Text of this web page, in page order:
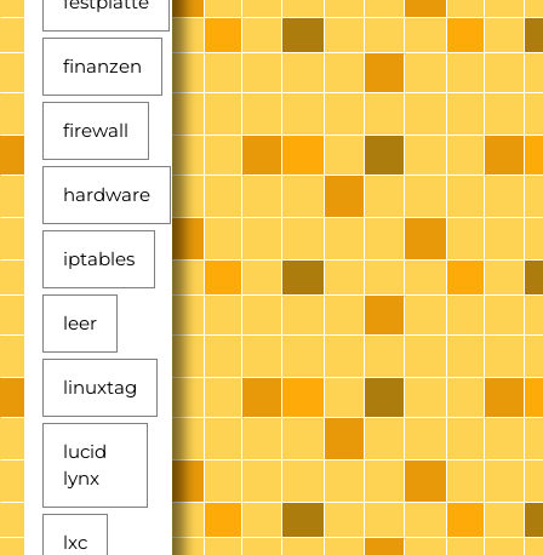
finanzen
firewall
hardware
iptables
leer
linuxtag
lucid
lynx
lxc